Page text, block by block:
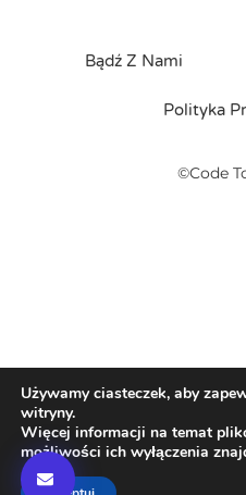
Bądź Z Nami
Polityka
©Code
Używamy ciasteczek, aby
witryny.
Więcej informacji na temat
możliwości ich wyłączenia